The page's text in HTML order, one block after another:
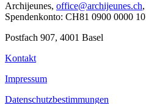
Archijeunes, office@archijeunes.ch
Spendenkonto: CH81 0900 0000
Postfach 907, 4001 Basel
Kontakt
Impressum
Datenschutzbestimmungen